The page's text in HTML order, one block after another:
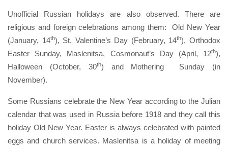
Unofficial Russian holidays are also observed. There are
religious and foreign celebrations among them: Old New Year
(January, 14th), St. Valentine’s Day (February, 14th), Orthodox
Easter Sunday, Maslenitsa, Cosmonaut’s Day (April, 12th),
Halloween (October, 30th) and Mothering Sunday (in
November).
Some Russians celebrate the New Year according to the Julian
calendar that was used in Russia before 1918 and they call this
holiday Old New Year. Easter is always celebrated with painted
eggs and church services. Maslenitsa is a holiday of meeting